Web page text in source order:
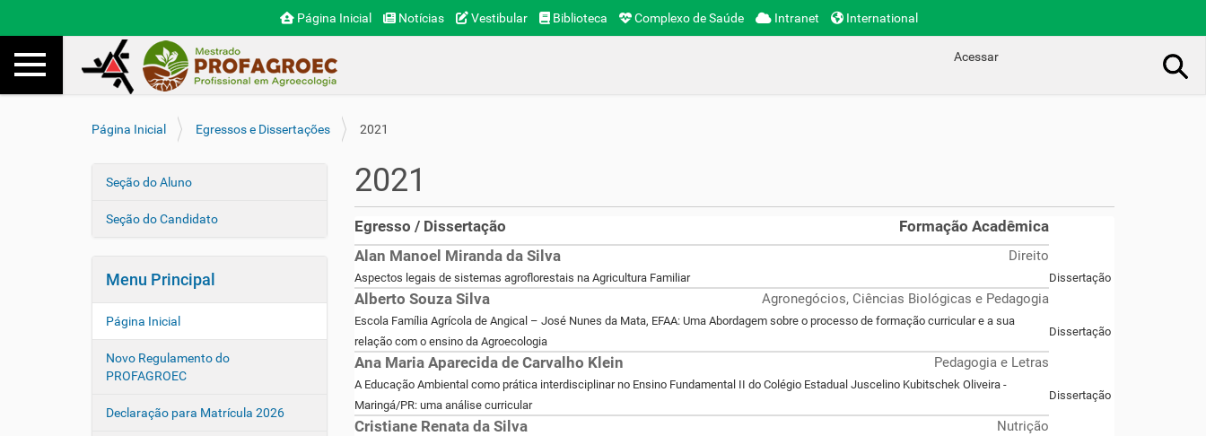
Página Inicial Notícias Vestibular Biblioteca Complexo de Saúde Intranet International
Toggle navigation Busca Acessar
V
u
:
Página Inicial Egressos e Dissertações 2021
N
g
ç
ã
o
Seção do Aluno
Seção do Candidato
Menu Principal
Página Inicial
Novo Regulamento do
PROFAGROEC
Declaração para Matrícula 2026
2021
Egresso / Dissertação
Formação Acadêmica
Alan Manoel Miranda da Silva
Direito
Aspectos legais de sistemas agroflorestais na Agricultura Familiar Dissertação
Alberto Souza Silva Agronegócios, Ciências Biológicas e Pedagogia
Escola Família Agrícola de Angical – José Nunes da Mata, EFAA: Uma Abordagem sobre o processo de formação curricular e a sua
relação com o ensino da Agroecologia
Dissertação
Ana Maria Aparecida de Carvalho Klein Pedagogia e Letras
A Educação Ambiental como prática interdisciplinar no Ensino Fundamental II do Colégio Estadual Juscelino Kubitschek Oliveira -
Maringá/PR: uma análise curricular
Dissertação
Cristiane Renata da Silva Nutrição